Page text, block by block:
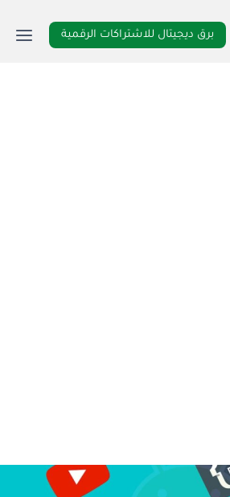
برق ديجيتال للاشتراكات الرقمية